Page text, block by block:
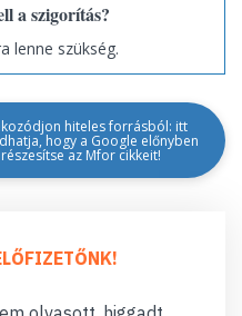
a szigorítás?
lenne szükség.
hiteles forrásból: itt
hogy a Google előnyben
részesítse az Mfor cikkeit!